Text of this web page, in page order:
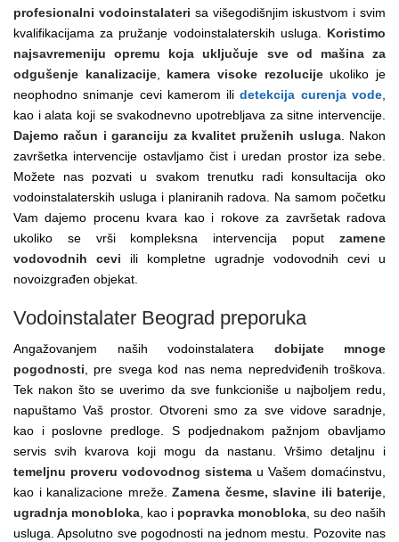
profesionalni vodoinstalateri sa višegodišnjim iskustvom i svim
kvalifikacijama za pružanje vodoinstalaterskih usluga. Koristimo
najsavremeniju opremu koja uključuje sve od mašina za
odgušenje kanalizacije, kamera visoke rezolucijeukoliko je
neophodno snimanje cevi kamerom ilidetekcija curenja vode,
kao i alata koji se svakodnevno upotrebljava za sitne intervencije.
Dajemo račun i garanciju za kvalitet pruženih usluga. Nakon
završetka intervencije ostavljamo čist i uredan prostor iza sebe.
Možete nas pozvati u svakom trenutku radi konsultacija oko
vodoinstalaterskih usluga i planiranih radova. Na samom početku
Vam dajemo procenu kvara kao i rokove za završetak radova
ukoliko se vrši kompleksna intervencija poput zamene
vodovodnih cevi ili kompletne ugradnje vodovodnih cevi u
novoizgrađen objekat.
Vodoinstalater Beograd preporuka
Angažovanjem naših vodoinstalatera dobijate mnoge
pogodnosti , pre svega kod nas nema nepredviđenih troškova.
Tek nakon što se uverimo da sve funkcioniše u najboljem redu,
napuštamo Vaš prostor. Otvoreni smo za sve vidove saradnje,
kao i poslovne predloge. S podjednakom pažnjom obavljamo
servis svih kvarova koji mogu da nastanu. Vršimo detaljnu i
temeljnu proveru vodovodnog sistema u Vašem domaćinstvu,
kao i kanalizacione mreže. Zamena česme, slavine ili baterije
ugradnja monobloka , kao i popravka monobloka , su deo naših
usluga. Apsolutno sve pogodnosti na jednom mestu. Pozovite nas